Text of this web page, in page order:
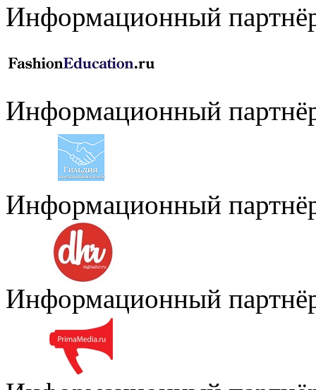
Информационный
Информационный
Информационный
Информационный